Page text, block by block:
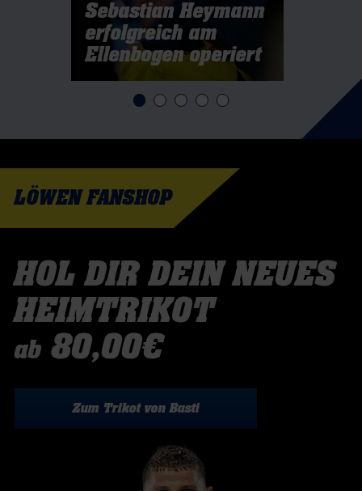
Sebastian Heymann
erfolgreich am
Ellenbogen operiert
LÖWEN FANSHOP
HOL DIR DEIN NEUES
HEIMTRIKOT
ab 80,00€
Zum Trikot von Basti